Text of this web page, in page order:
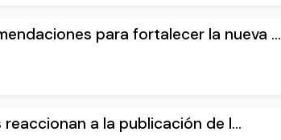
para fortalecer la nueva ...
a la publicación de l...